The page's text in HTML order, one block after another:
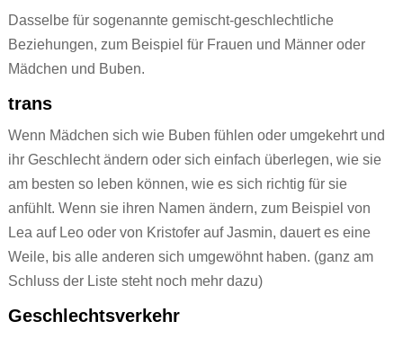
Dasselbe für sogenannte gemischt-geschlechtliche
Beziehungen, zum Beispiel für Frauen und Männer oder
Mädchen und Buben.
trans
Wenn Mädchen sich wie Buben fühlen oder umgekehrt und
ihr Geschlecht ändern oder sich einfach überlegen, wie sie
am besten so leben können, wie es sich richtig für sie
anfühlt. Wenn sie ihren Namen ändern, zum Beispiel von
Lea auf Leo oder von Kristofer auf Jasmin, dauert es eine
Weile, bis alle anderen sich umgewöhnt haben. (ganz am
Schluss der Liste steht noch mehr dazu)
Geschlechtsverkehr